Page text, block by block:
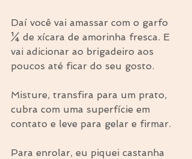
Daí você vai amassar com o garfo
¼ de xícara de amorinha fresca. E
vai adicionar ao brigadeiro aos
poucos até ficar do seu gosto.
Misture, transfira para um prato,
cubra com uma superfície em
contato e leve para gelar e firmar.
Para enrolar, eu piquei castanha